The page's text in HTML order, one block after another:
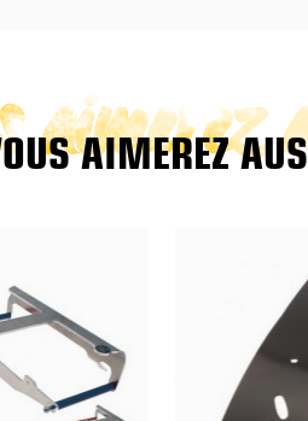
AIMEREZ
aimerez